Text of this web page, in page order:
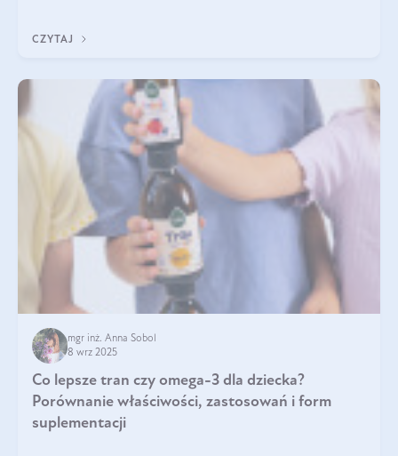
suplementować jesienią i zimą?
CZYTAJ
mgr inż. Anna Sobol
8 wrz 2025
Co lepsze tran czy omega-3 dla dziecka?
Porównanie właściwości, zastosowań i form
suplementacji